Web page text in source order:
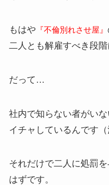
もはや 『不倫別れさせ屋』
二人とも解雇すべき段階
だって…
社内で知らない者がい
イチャしているんです（
それだけで二人に処罰
はずです。